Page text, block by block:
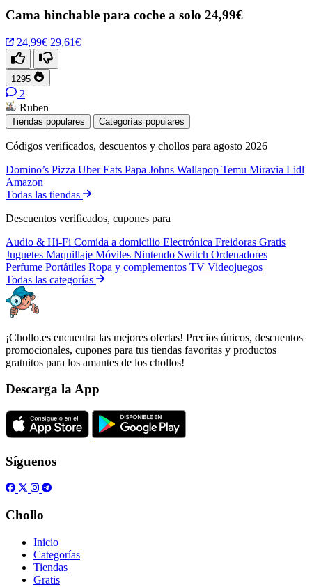
Cama hinchable para coche a solo 24,99€
24,99€ 29,61€
1295
2
Ruben
Tiendas populares Categorías populares
Códigos verificados, descuentos y chollos para agosto 2026
Domino’s Pizza Uber Eats Papa Johns Wallapop Temu Miravia Lidl
Amazon
Todas las tiendas
Descuentos verificados, cupones para
Audio & Hi-Fi Comida a domicilio Electrónica Freidoras Gratis
Juguetes Maquillaje Móviles Nintendo Switch Ordenadores
Perfume Portátiles Ropa y complementos TV Videojuegos
Todas las categorías
¡Chollo.es encuentra las mejores ofertas! Precios únicos, descuentos
promocionales, cupones para tus tiendas favoritas y productos
gratuitos para los amantes de los chollos!
Descarga la App
Síguenos
Chollo
Inicio
Categorías
Tiendas
Gratis